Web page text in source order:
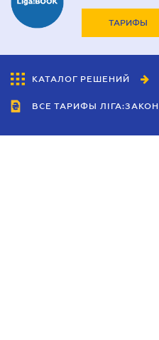
ТАРИФЫ
КАТАЛОГ РЕШЕНИЙ
ВСЕ ТАРИФЫ ЛІГА:ЗАКОН